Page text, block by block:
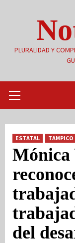
PLURALIDAD Y
primario
ESTATAL TAMPICO
del